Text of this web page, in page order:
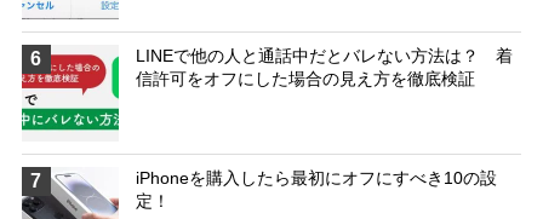
6
LINEで他の人と通話中だとバレない方法は？ 着
信許可をオフにした場合の見え方を徹底検証
7
iPhoneを購入したら最初にオフにすべき10の設
定！